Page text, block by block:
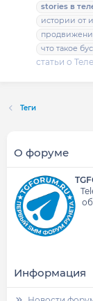
stories в
истории от
что такое
статьи о
Теги
О форуме
Информация